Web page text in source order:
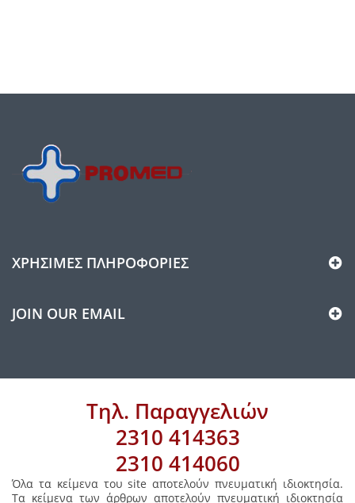
ΧΡΉΣΙΜΕΣ ΠΛΗΡΟΦΟΡΊΕΣ
JOIN OUR EMAIL
Τηλ. Παραγγελιών
2310 414363
2310 414060
Όλα τα κείμενα του site αποτελούν πνευματική ιδιοκτησία.
Τα κείμενα των άρθρων αποτελούν πνευματική ιδιοκτησία